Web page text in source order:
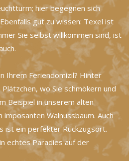
hier begegnen sich
gut zu wissen: Texel ist
Sie selbst willkommen sind, ist
Ihrem Feriendomizil? Hinter
wo Sie schmökern und
Beispiel in unserem alten
Walnussbaum. Auch
ist ein perfekter Rückzugsort.
echtes Paradies auf der